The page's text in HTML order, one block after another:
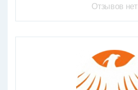
Отзывов нет